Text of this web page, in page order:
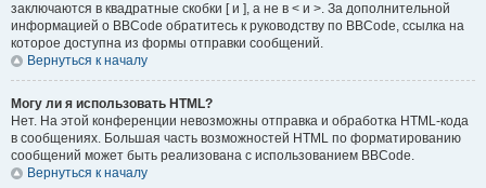
заключаются в квадратные скобки [ и ], а не в < и >. За дополнительной
информацией о BBCode обратитесь к руководству по BBCode, ссылка на
которое доступна из формы отправки сообщений.
Вернуться к началу
Могу ли я использовать HTML?
Нет. На этой конференции невозможны отправка и обработка HTML-кода
в сообщениях. Большая часть возможностей HTML по форматированию
сообщений может быть реализована с использованием BBCode.
Вернуться к началу